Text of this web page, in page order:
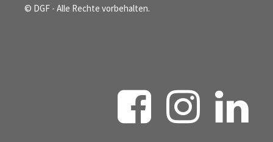
© DGF - Alle Rechte vorbehalten.